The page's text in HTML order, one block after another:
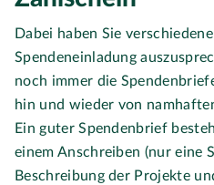
Dabei haben Sie
Spendeneinladung
noch immer die
hin und wieder von
Ein guter Spendenbrief
einem Anschreiben (nur eine
Beschreibung der Projekte